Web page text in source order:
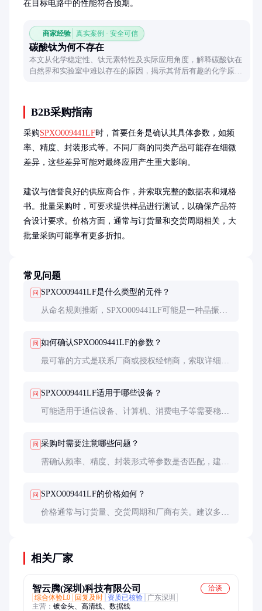
在目标电路中的性能符合预期。
商家经验 真实案例 · 安全可信
碳酸钛为何不存在
本文从化学稳定性、钛元素特性及实际应用角度，解释碳酸钛在
自然界和实验室中难以存在的原因，揭示其背后有趣的化学原
B2B采购指南
采购SPXO009441LF时，首要任务是确认其具体参数，如频
率、精度、封装形式等。不同厂商的同类产品可能存在细微
差异，这些差异可能对最终应用产生重大影响。
建议与信誉良好的供应商合作，并索取完整的数据表和规格
书。批量采购时，可要求提供样品进行测试，以确保产品符
合设计要求。价格方面，通常与订货量和交货周期相关，大
批量采购可能享有更多折扣。
常见问题
问 SPXO009441LF是什么类型的元件？
从命名规则推断，SPXO009441LF可能是一种晶振或
问 如何确认SPXO009441LF的参数？
最可靠的方式是联系厂商或授权经销商，索取详细的
问 SPXO009441LF适用于哪些设备？
可能适用于通信设备、计算机、消费电子等需要稳定
问 采购时需要注意哪些问题？
需确认频率、精度、封装形式等参数是否匹配，建议
问 SPXO009441LF的价格如何？
价格通常与订货量、交货周期和厂商有关。建议多方
相关厂家
智云腾(深圳)科技有限公司
洽谈
综合体验L0
回复及时 资质已核验
广东深圳
主营： 镀金头、高清线、数据线